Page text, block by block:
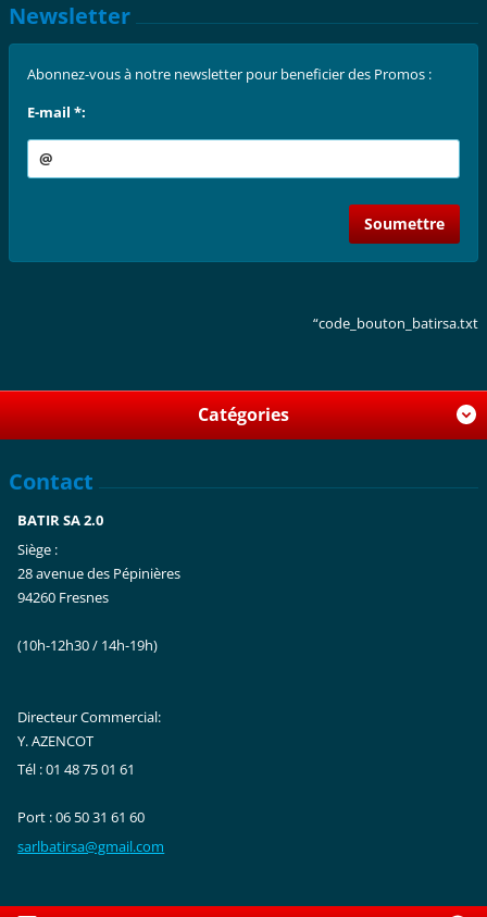
Newsletter
Abonnez-vous à notre newsletter pour beneficier des Promos :
E-mail *:
“code_bouton_batirsa.txt
Catégories
Contact
BATIR SA 2.0
Siège :
28 avenue des Pépinières
94260 Fresnes
(10h-12h30 / 14h-19h)
Directeur Commercial:
Y. AZENCOT
Tél : 01 48 75 01 61
Port : 06 50 31 61 60
sarlbatirsa@gmail.com